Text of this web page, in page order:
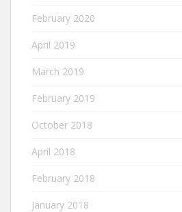
February 2020
April 2019
March 2019
February 2019
October 2018
April 2018
February 2018
January 2018